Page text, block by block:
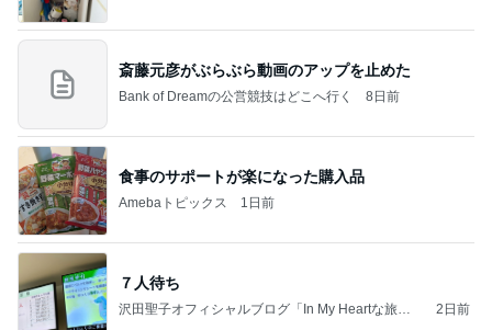
斎藤元彦がぶらぶら動画のアップを止めた
Bank of Dreamの公営競技はどこへ行く 8日前
食事のサポートが楽になった購入品
Amebaトピックス 1日前
７人待ち
沢田聖子オフィシャルブログ「In My Heartな旅日
2日前